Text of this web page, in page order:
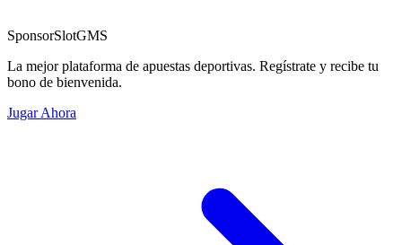
SponsorSlotGMS
La mejor plataforma de apuestas deportivas. Regístrate y recibe tu
bono de bienvenida.
Jugar Ahora